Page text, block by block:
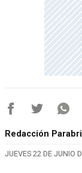
Redacción
JUEVES 22 DE JUNIO